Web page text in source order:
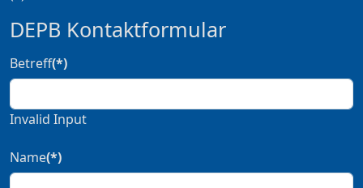
DEPB Kontaktformular
Betreff(*)
Invalid Input
Name(*)